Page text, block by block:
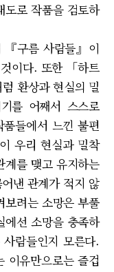
도로 작품을 검토하
『구름 사람들』이
이다. 또한 「하트
환상과 현실의 밀
를 어째서 스스로
들에서 느낀 불편
우리 현실과 밀착
를 맺고 유지하는
낸 관계가 적지 않
보려는 소망은 부풀
에선 소망을 충족하
람들인지 모른다.
이유만으로는 즐겁